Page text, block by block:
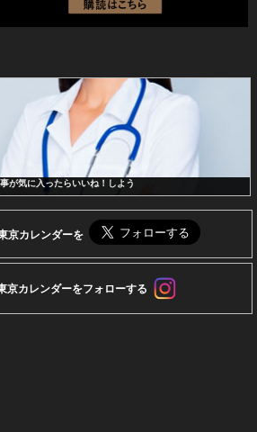
が気に入ったらいいね！しよう
京カレンダーを
カレンダーをフォローする